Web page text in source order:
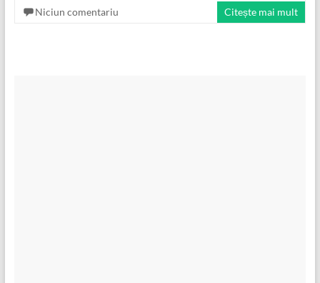
Niciun comentariu
Citește mai mult